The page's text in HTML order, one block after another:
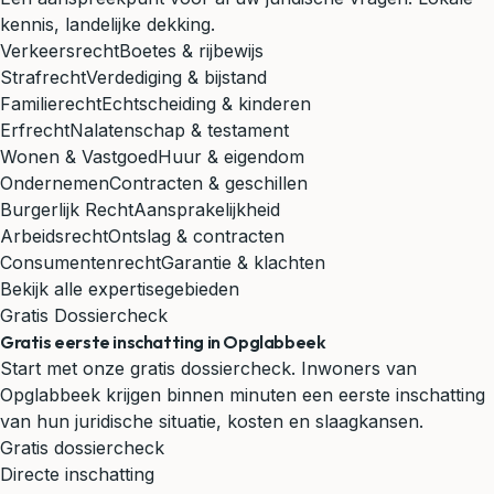
kennis, landelijke dekking.
VerkeersrechtBoetes & rijbewijs
StrafrechtVerdediging & bijstand
FamilierechtEchtscheiding & kinderen
ErfrechtNalatenschap & testament
Wonen & VastgoedHuur & eigendom
OndernemenContracten & geschillen
Burgerlijk RechtAansprakelijkheid
ArbeidsrechtOntslag & contracten
ConsumentenrechtGarantie & klachten
Bekijk alle expertisegebieden
Gratis Dossiercheck
Gratis eerste inschatting in Opglabbeek
Start met onze gratis dossiercheck. Inwoners van
Opglabbeek krijgen binnen minuten een eerste inschatting
van hun juridische situatie, kosten en slaagkansen.
Gratis dossiercheck
Directe inschatting